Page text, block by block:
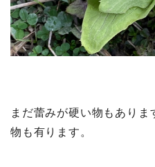
まだ蕾みが硬い物もあり
物も有ります。